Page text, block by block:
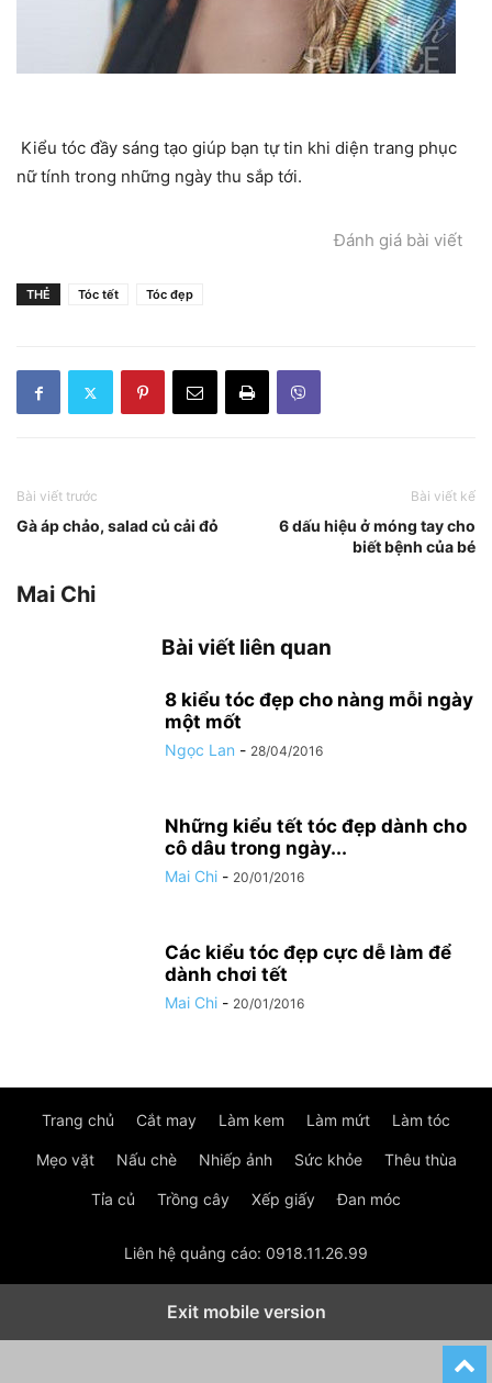
Kiểu tóc đầy sáng tạo giúp bạn tự tin khi diện trang phục
nữ tính trong những ngày thu sắp tới.
Đánh giá bài viết
THẺ Tóc tết Tóc đẹp
Bài viết trước
Gà áp chảo, salad củ cải đỏ
Bài viết kế
6 dấu hiệu ở móng tay cho
biết bệnh của bé
Mai Chi
Bài viết liên quan
8 kiểu tóc đẹp cho nàng mỗi ngày
một mốt
Ngọc Lan - 28/04/2016
Những kiểu tết tóc đẹp dành cho
cô dâu trong ngày...
Mai Chi - 20/01/2016
Các kiểu tóc đẹp cực dễ làm để
dành chơi tết
Mai Chi - 20/01/2016
Trang chủ Cắt may Làm kem Làm mứt Làm tóc
Mẹo vặt Nấu chè Nhiếp ảnh Sức khỏe Thêu thùa
Tỉa củ Trồng cây Xếp giấy Đan móc
Liên hệ quảng cáo: 0918.11.26.99
Exit mobile version